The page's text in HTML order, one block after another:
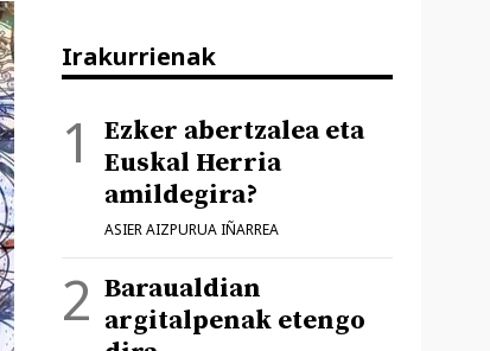
Irakurrienak
Ezker abertzalea eta
Euskal Herria
amildegira?
ASIER AIZPURUA IÑARREA
Baraualdian
argitalpenak etengo